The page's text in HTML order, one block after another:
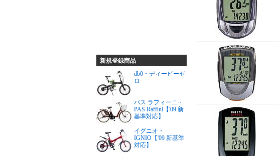
新規登録商品
db0・ディービーゼ
ロ
パス ラフィーニ・
PAS Raffini【'09 新
基準対応】
イグニオ・
IGNIO【'09 新基準
対応】